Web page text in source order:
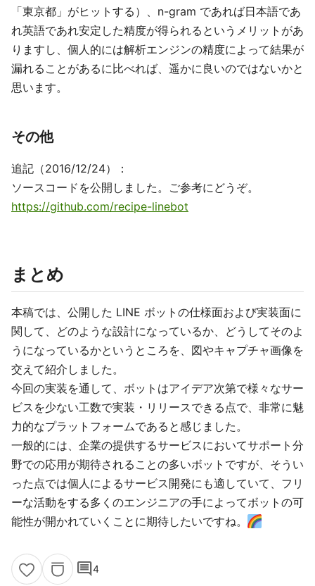
「東京都」がヒットする）、n-gram であれば日本語であ
れ英語であれ安定した精度が得られるというメリットがあ
りますし、個人的には解析エンジンの精度によって結果が
漏れることがあるに比べれば、遥かに良いのではないかと
思います。
その他
追記（2016/12/24）：
ソースコードを公開しました。ご参考にどうぞ。
https://github.com/recipe-linebot
まとめ
本稿では、公開した LINE ボットの仕様面および実装面に
関して、どのような設計になっているか、どうしてそのよ
うになっているかというところを、図やキャプチャ画像を
交えて紹介しました。
今回の実装を通して、ボットはアイデア次第で様々なサー
ビスを少ない工数で実装・リリースできる点で、非常に魅
力的なプラットフォームであると感じました。
一般的には、企業の提供するサービスにおいてサポート分
野での応用が期待されることの多いボットですが、そうい
った点では個人によるサービス開発にも適していて、フリ
ーな活動をする多くのエンジニアの手によってボットの可
能性が開かれていくことに期待したいですね。
comment4